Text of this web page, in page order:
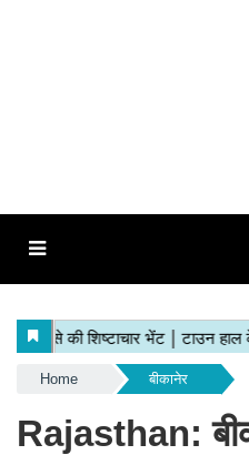
Home बीकानेर
Rajasthan: